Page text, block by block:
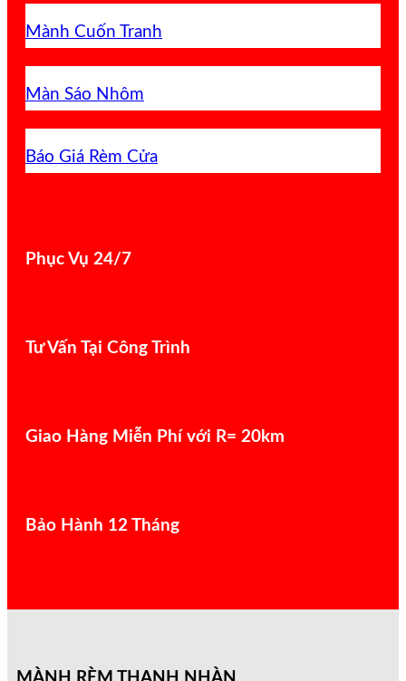
Mành Cuốn Tranh
Màn Sáo Nhôm
Báo Giá Rèm Cửa
Phục Vụ 24/7
Tư Vấn Tại Công Trình
Giao Hàng Miễn Phí với R= 20km
Bảo Hành 12 Tháng